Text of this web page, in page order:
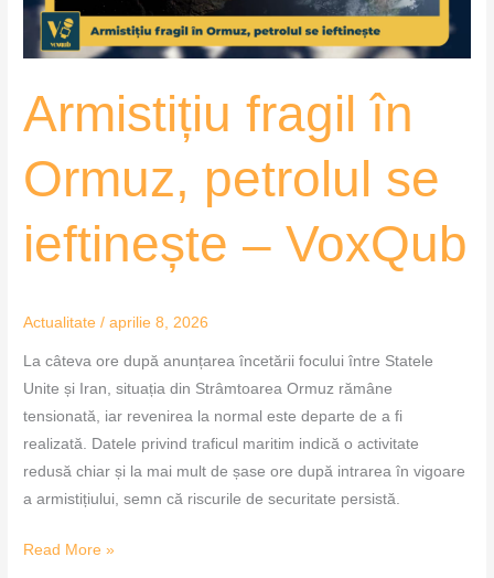
Armistițiu fragil în
Ormuz, petrolul se
ieftinește – VoxQub
Actualitate /aprilie 8, 2026
La câteva ore după anunțarea încetării focului între Statele
Unite și Iran, situația din Strâmtoarea Ormuz rămâne
tensionată, iar revenirea la normal este departe de a fi
realizată. Datele privind traficul maritim indică o activitate
redusă chiar și la mai mult de șase ore după intrarea în vigoare
a armistițiului, semn că riscurile de securitate persistă.
–
VoxQub
Read More »